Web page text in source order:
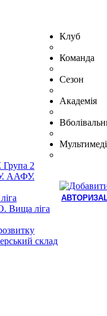
Клуб
Команда
Сезон
2
ААФУ.
Вища ліга
Академія
склад